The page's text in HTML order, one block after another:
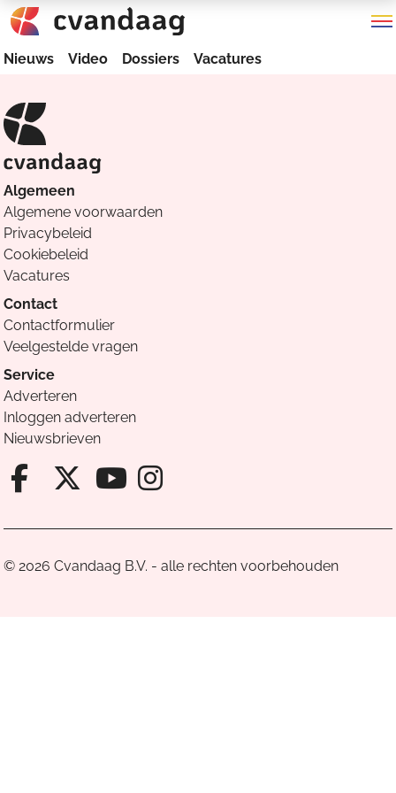
Nieuws Video Dossiers Vacatures
Algemeen
Algemene voorwaarden
Privacybeleid
Cookiebeleid
Vacatures
Contact
Contactformulier
Veelgestelde vragen
Service
Adverteren
Inloggen adverteren
Nieuwsbrieven
Facebook van Cvandaag
X van Cvandaag
Instagram van
© 2026 Cvandaag B.V. - alle rechten voorbehouden